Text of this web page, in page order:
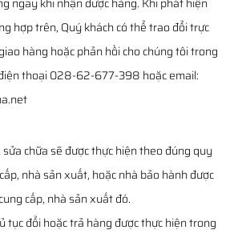
hợp trên, Quý khách có thể trao đổi trực
hàng hoặc phản hồi cho chúng tôi trong
thoại 028-62-677-398 hoặc email:
chữa sẽ được thực hiện theo đúng quy
nhà sản xuất, hoặc nhà bảo hành được
cấp, nhà sản xuất đó.
tục đổi hoặc trả hàng được thực hiện trong